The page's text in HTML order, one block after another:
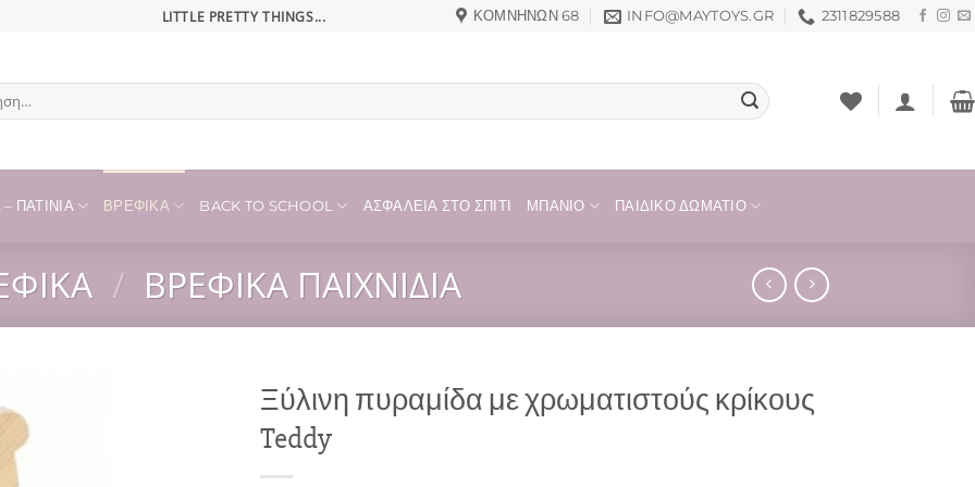
LITTLE PRETTY THINGS... ΚΟΜΝΗΝΏΝ 68 INFO@MAYTOYS.GR 2311829588
ΠΑΤΊΝΙΑ ΒΡΕΦΙΚΆ BACK TO SCHOOL ΑΣΦΆΛΕΙΑ ΣΤΟ ΣΠΊΤΙ ΜΠΆΝΙΟ ΠΑΙΔΙΚΌ ΔΩΜΆΤΙΟ
/ ΒΡΕΦΙΚΆ ΠΑΙΧΝΊΔΙΑ
Ξύλινη πυραμίδα με χρωματιστούς κρίκους
Teddy